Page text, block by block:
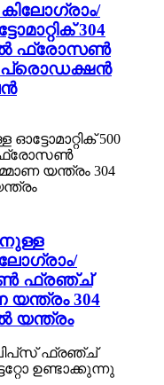
കിലോഗ്രാം/
304
ഫ്രോസൺ
ഫ്രഞ്ച്
304
യന്ത്രം